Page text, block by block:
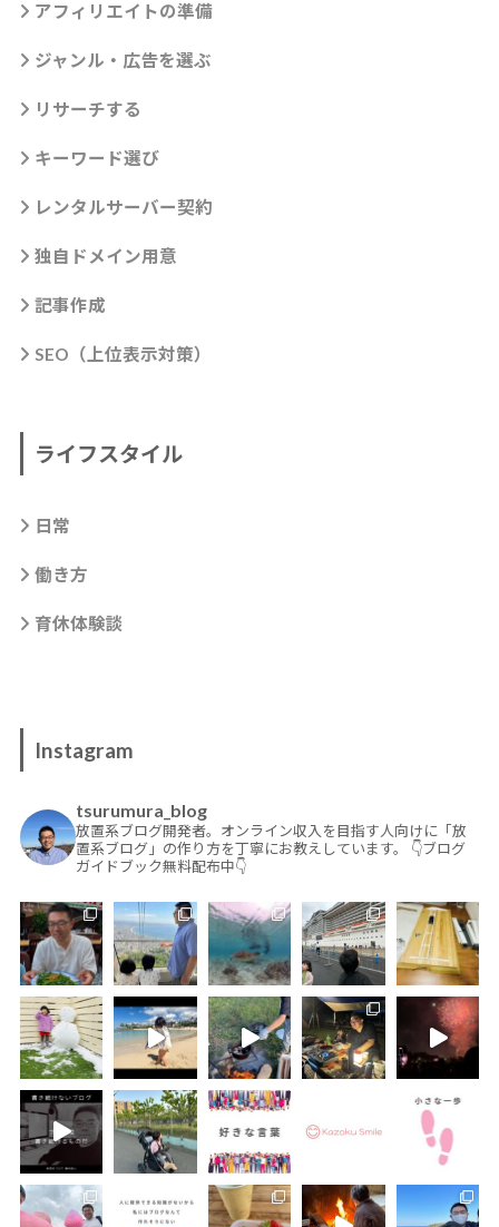
アフィリエイトの準備
ジャンル・広告を選ぶ
リサーチする
キーワード選び
レンタルサーバー契約
独自ドメイン用意
記事作成
SEO（上位表示対策）
ライフスタイル
日常
働き方
育休体験談
Instagram
tsurumura_blog
放置系ブログ開発者。オンライン収入を目指す人向けに「放
置系ブログ」の作り方を丁寧にお教えしています。
👇ブログ
ガイドブック無料配布中👇